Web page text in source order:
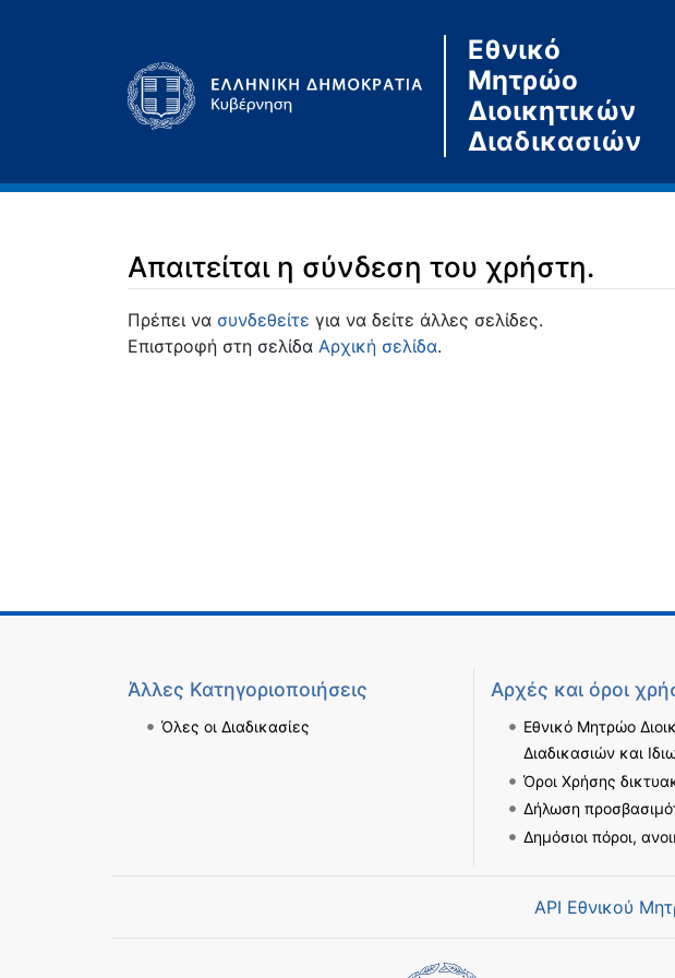
Εθνικό
Μητρώο
Διοικητικών
Διαδικασιών
Απαιτείται η σύνδεση του χρήστη.
Μετάβαση σε:πλοήγηση,αναζήτηση
Πρέπει να συνδεθείτε για να δείτε άλλες σελίδες.
Επιστροφή στη σελίδα Αρχική σελίδα.
Άλλες Κατηγοριοποιήσεις
Όλες οι Διαδικασίες
Αρχές και όροι
Εθνικό Μητρώο
Διαδικασιών και
Όροι Χρήσης
Δήλωση
Δημόσιοι πόροι,
API Εθνικού